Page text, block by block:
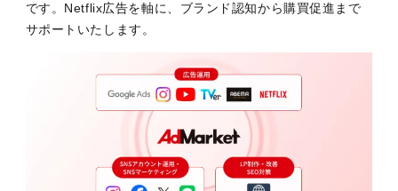
です。Netflix広告を軸に、ブランド認知から購買促進まで
サポートいたします。